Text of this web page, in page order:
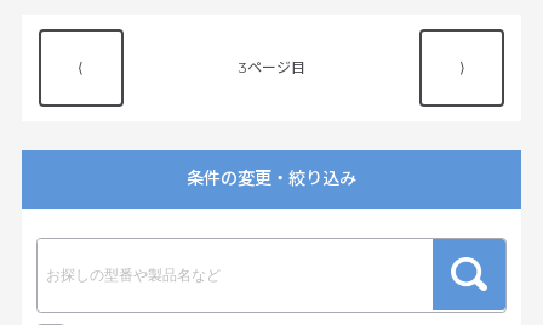
⟨ 3 ⟩
条件の変更・絞り込み